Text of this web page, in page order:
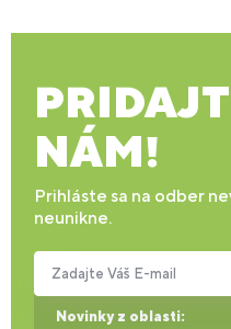
NÁM!
Prihláste sa na odber
neunikne.
Novinky z oblasti:
Zadajte Váš E-mail